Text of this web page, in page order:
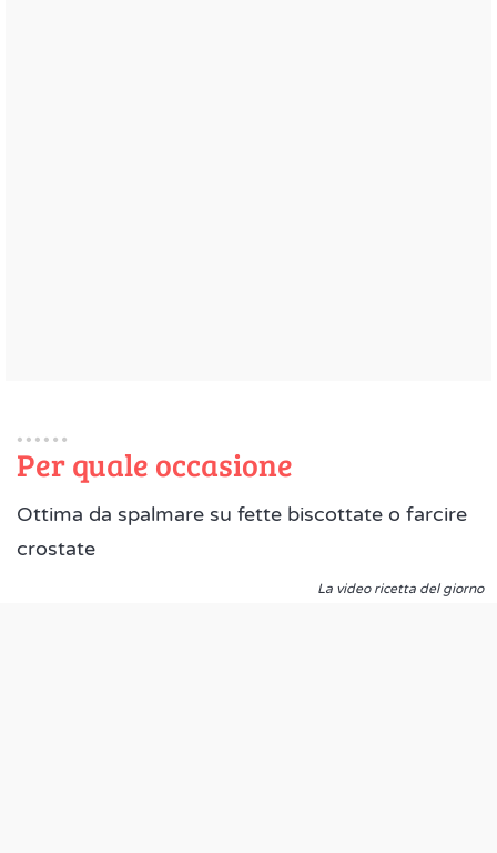
Per quale occasione
Ottima da spalmare su fette biscottate o farcire
crostate
La video ricetta del giorno